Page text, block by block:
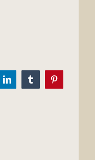
LinkedInTumblrPinterest